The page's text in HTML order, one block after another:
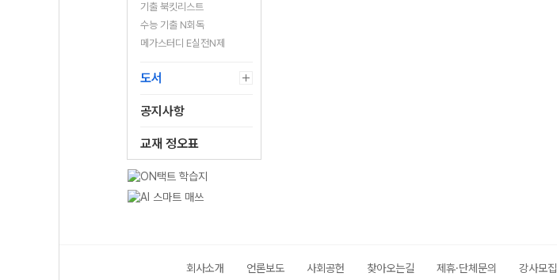
기출 북킷리스트
수능 기출 N회독
메가스터디 E실전N제
도서
공지사항
교재 정오표
회사소개 언론보도 사회공헌 찾아오는길 제휴·단체문의 강사모집